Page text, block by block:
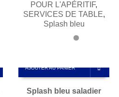
POUR L'APÉRITIF,
SERVICES DE TABLE,
Splash bleu
AJOUTER AU PANIER
Splash bleu saladier